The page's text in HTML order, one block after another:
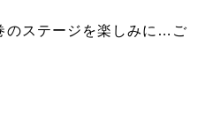
のステージを楽しみに…ご